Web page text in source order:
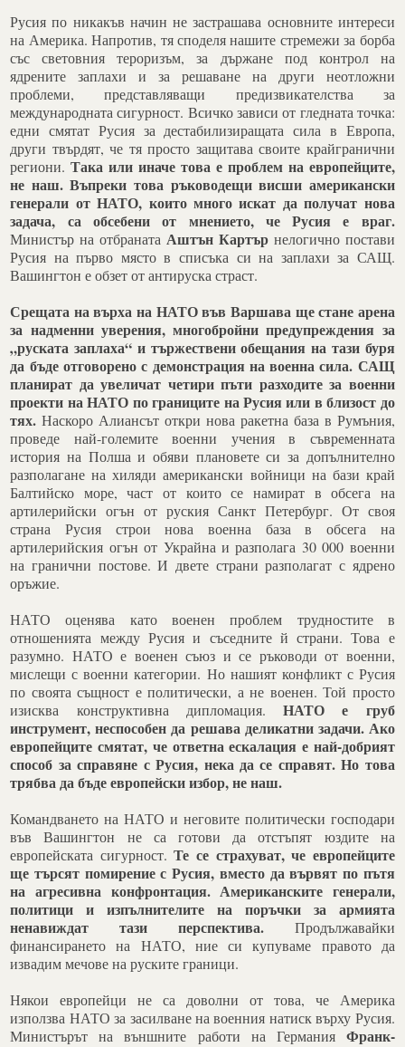
Русия по никакъв начин не застрашава основните интереси
на Америка. Напротив, тя споделя нашите стремежи за борба
със световния тероризъм, за държане под контрол на
ядрените заплахи и за решаване на други неотложни
проблеми, представляващи предизвикателства за
международната сигурност. Всичко зависи от гледната точка:
едни смятат Русия за дестабилизиращата сила в Европа,
други твърдят, че тя просто защитава своите крайгранични
региони.Така или иначе това е проблем на европейците,
не наш. Въпреки това ръководещи висши американски
генерали от НАТО, които много искат да получат нова
задача, са обсебени от мнението, че Русия е враг.
Министър на отбраната Аштън Картърнелогично постави
Русия на първо място в списъка си на заплахи за САЩ.
Вашингтон е обзет от антируска страст.
Срещата на върха на НАТО във Варшава ще стане арена
за надменни уверения, многобройни предупреждения за
„руската заплаха“ и тържествени обещания на тази буря
да бъде отговорено с демонстрация на военна сила. САЩ
планират да увеличат четири пъти разходите за военни
проекти на НАТО по границите на Русия или в близост до
тях. Наскоро Алиансът откри нова ракетна база в Румъния,
проведе най-големите военни учения в съвременната
история на Полша и обяви плановете си за допълнително
разполагане на хиляди американски войници на бази край
Балтийско море, част от които се намират в обсега на
артилерийски огън от руския Санкт Петербург. От своя
страна Русия строи нова военна база в обсега на
артилерийския огън от Украйна и разполага 30 000 военни
на гранични постове. И двете страни разполагат с ядрено
оръжие.
НАТО оценява като военен проблем трудностите в
отношенията между Русия и съседните й страни. Това е
разумно. НАТО е военен съюз и се ръководи от военни,
мислещи с военни категории. Но нашият конфликт с Русия
по своята същност е политически, а не военен. Той просто
изисква конструктивна дипломация.НАТО е груб
инструмент, неспособен да решава деликатни задачи. Ако
европейците смятат, че ответна ескалация е най-добрият
способ за справяне с Русия, нека да се справят. Но това
трябва да бъде европейски избор, не наш.
Командването на НАТО и неговите политически господари
във Вашингтон не са готови да отстъпят юздите на
европейската сигурност. Те се страхуват, че европейците
ще търсят помирение с Русия, вместо да вървят по пътя
на агресивна конфронтация. Американските генерали,
политици и изпълнителите на поръчки за армията
ненавиждат тази перспектива.Продължавайки
финансирането на НАТО, ние си купуваме правото да
извадим мечове на руските граници.
Някои европейци не са доволни от това, че Америка
използва НАТО за засилване на военния натиск върху Русия.
Министърът на външните работи на Германия Франк-